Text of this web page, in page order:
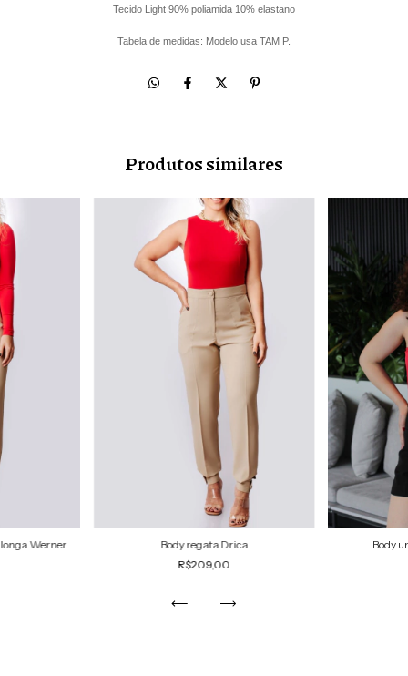
Tecido Light 90% poliamida 10% elastano
Tabela de medidas: Modelo usa TAM P.
Produtos similares
Werner
Body regata Drica
R$209,00
Body